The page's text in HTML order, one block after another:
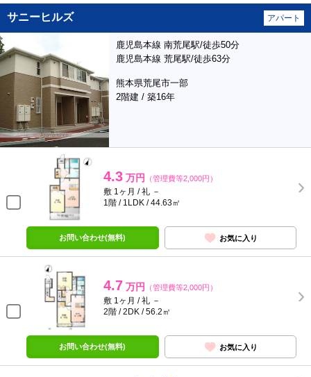
サニーヒルズ アパート
鹿児島本線 南荒尾駅/徒歩50分
鹿児島本線 荒尾駅/徒歩63分
熊本県荒尾市一部
2階建 / 築16年
4.3 万円 （管理費等2,000円）
敷 1ヶ月 / 礼 －
1階 / 1LDK / 44.63㎡
お問い合わせ(無料) お気に入り
4.7 万円 （管理費等2,000円）
敷 1ヶ月 / 礼 －
2階 / 2DK / 56.2㎡
お問い合わせ(無料) お気に入り